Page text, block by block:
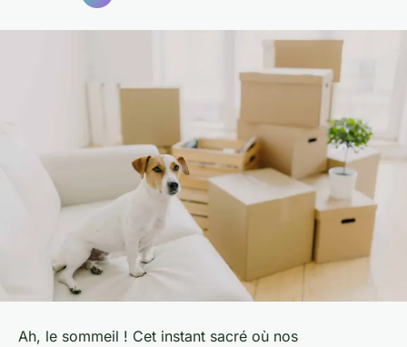
Ah, le sommeil ! Cet instant sacré où nos